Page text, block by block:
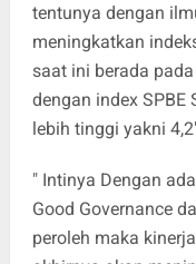
tentunya dengan
meningkatkan
saat ini berada
dengan index SPBE
lebih tinggi yakni
" Intinya Dengan
Good Governance
peroleh maka